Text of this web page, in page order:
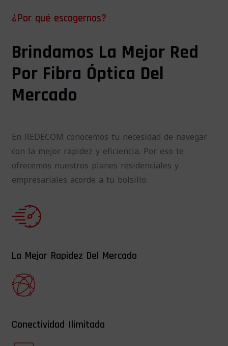
¿Por qué escogernos?
Brindamos La Mejor Red
Por Fibra Óptica Del
Mercado
En REDECOM conocemos tu necesidad de navegar
con la mejor rapidez y eficiencia. Por eso te
ofrecemos nuestros planes residenciales y
empresariales acorde a tu bolsillo.
La Mejor Rapidez Del Mercado
Conectividad Ilimitada